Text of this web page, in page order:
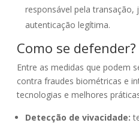
responsável pela transação,
autenticação legítima.
Como se defender?
Entre as medidas que podem
contra fraudes biométricas e
tecnologias e melhores
Detecção de vivacidade: